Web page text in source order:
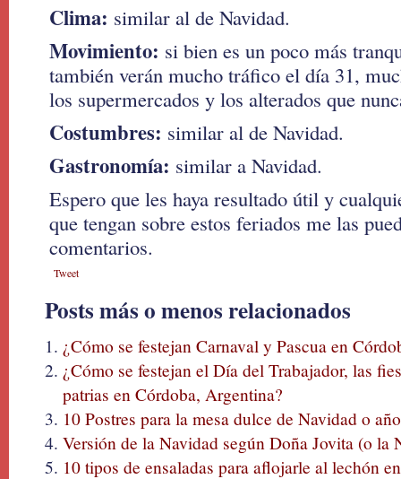
Clima: similar al de Navidad.
Movimiento: si bien es un poco más
también verán mucho tráfico el día 31,
los supermercados y los alterados que
Costumbres: similar al de Navidad.
Gastronomía: similar a Navidad.
Espero que les haya resultado útil y
que tengan sobre estos feriados me las
comentarios.
Tweet
Posts más o menos relacionados
¿Cómo se festejan Carnaval y Pascua en
¿Cómo se festejan el Día del Trabajador, las
patrias en Córdoba, Argentina?
10 Postres para la mesa dulce de Navidad o
Versión de la Navidad según Doña Jovita (o la
10 tipos de ensaladas para aflojarle al lechón